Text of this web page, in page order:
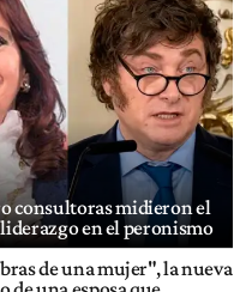
consultoras midieron el
en el peronismo
de una mujer", la nueva